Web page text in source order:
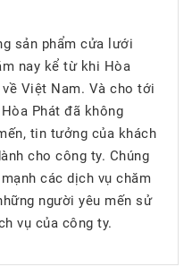
sản phẩm cửa lưới
nay kể từ khi Hòa
Việt Nam. Và cho tới
Phát đã không
tin tưởng của khách
cho công ty. Chúng
các dịch vụ chăm
người yêu mến sử
vụ của công ty.